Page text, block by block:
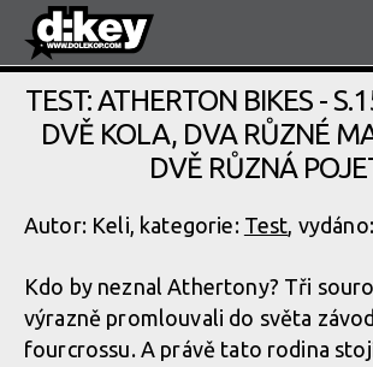
TEST: ATHERTON BIKES -
DVĚ KOLA, DVA RŮZNÉ
DVĚ RŮZNÁ
Autor: Keli, kategorie: Test,
Kdo by neznal Athertony? Tři
výrazně promlouvali do světa
fourcrossu. A právě tato rodina